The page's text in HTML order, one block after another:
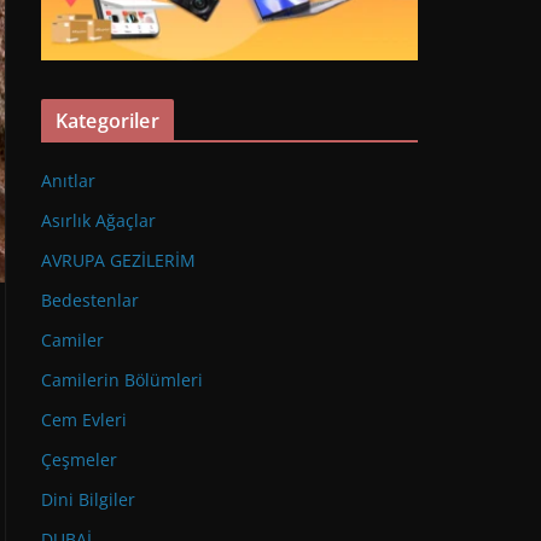
Kategoriler
Anıtlar
Asırlık Ağaçlar
AVRUPA GEZİLERİM
Bedestenlar
Camiler
Camilerin Bölümleri
Cem Evleri
Çeşmeler
Dini Bilgiler